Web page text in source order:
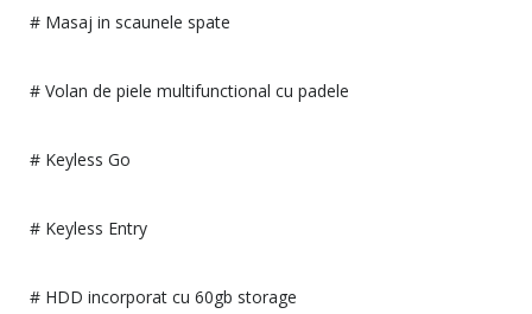
# Masaj in scaunele spate
# Volan de piele multifunctional cu padele
# Keyless Go
# Keyless Entry
# HDD incorporat cu 60gb storage